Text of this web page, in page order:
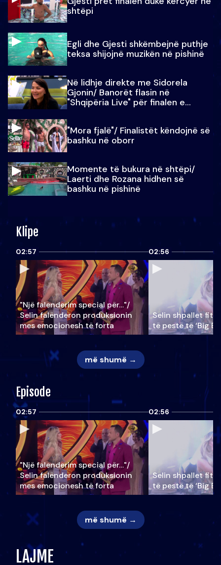
shtëpi
Egli dhe Gjesti shkëmbejnë puthje
teksa shijojnë muzikën në pishinë
Në lidhje direkte me Sidorela
Gjonin/ Banorët flasin në
"Shqipëria Live" për finalen e
"Mora fjalë"/ Finalistët këndojnë së
bashku në oborr
Momente të bukura në shtëpi/
Laerti dhe Rozana hidhen së
bashku në pishinë
Klipe
02:57
"Një falenderim special për…"/
Selin falënderon produksionin
mes emocionesh të forta
02:56
Selin shpallet
të pestë të ‘Big
më shumë →
Episode
02:57
"Një falenderim special për…"/
Selin falënderon produksionin
mes emocionesh të forta
02:56
Selin shpallet
të pestë të ‘Big
më shumë →
LAJME